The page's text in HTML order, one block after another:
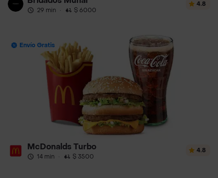
29 min · $ 6000
4.8
Envío Gratis
McDonalds Turbo
14 min · $ 3500
4.8